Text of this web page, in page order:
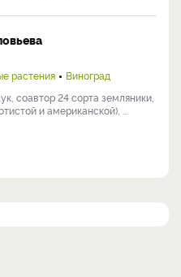
растения
Виноград
соавтор 24 сорта земляники,
и американской), ...